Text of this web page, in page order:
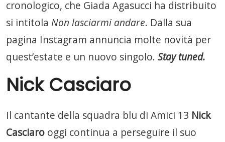
cronologico, che Giada Agasucci ha distribuito
si intitola Non lasciarmi andare. Dalla sua
pagina Instagram annuncia molte novità per
quest’estate e un nuovo singolo. Stay tuned.
Nick Casciaro
Il cantante della squadra blu di Amici 13 Nick
Casciaro oggi continua a perseguire il suo